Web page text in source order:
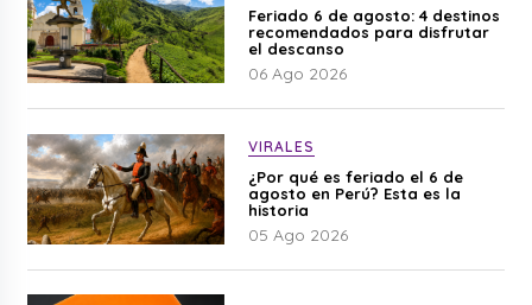
Feriado 6 de agosto: 4 destinos
recomendados para disfrutar
el descanso
06 Ago 2026
VIRALES
¿Por qué es feriado el 6 de
agosto en Perú? Esta es la
historia
05 Ago 2026